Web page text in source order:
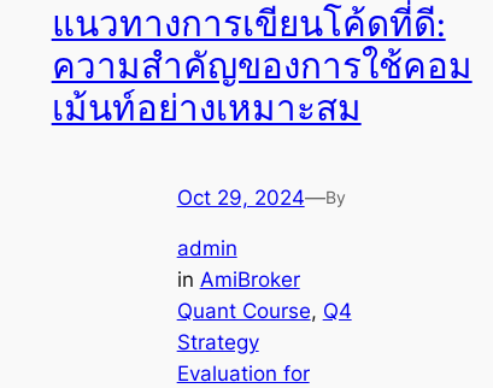
แนวทางการเขียนโค้ดที่ดี:
ความสำคัญของการใช้คอม
เม้นท์อย่างเหมาะสม
Oct 29, 2024—By
admin
in AmiBroker
Quant Course, Q4
Strategy
Evaluation for